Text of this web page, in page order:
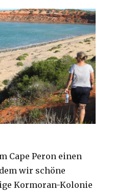
Cape Peron einen
wir schöne
Kormoran-Kolonie